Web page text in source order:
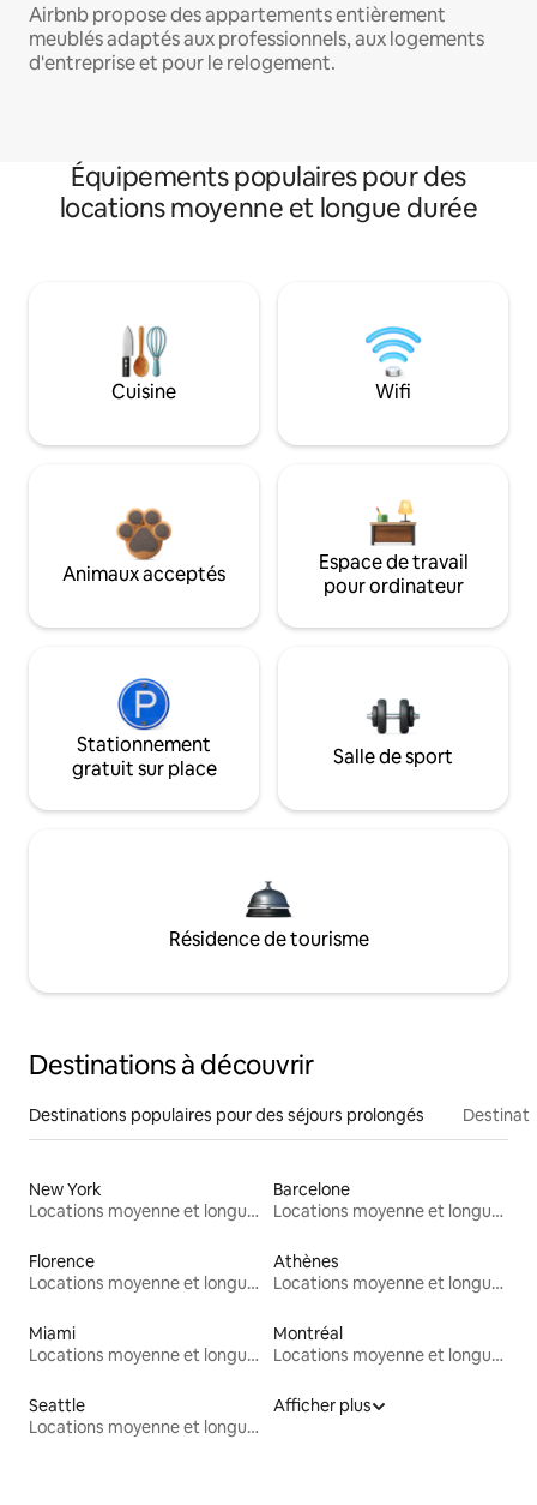
Airbnb propose des appartements entièrement
meublés adaptés aux professionnels, aux logements
d'entreprise et pour le relogement.
Équipements populaires pour des
locations moyenne et longue durée
Cuisine Wifi
Animaux acceptés
Espace de travail
pour ordinateur
Stationnement
gratuit sur place
Salle de sport
Résidence de tourisme
Destinations à découvrir
Destinations populaires pour des séjours prolongés
New York
Locations moyenne et longue durée
Barcelone
Locations moyenne et longue durée
Florence
Locations moyenne et longue durée
Athènes
Locations moyenne et longue durée
Miami
Locations moyenne et longue durée
Montréal
Locations moyenne et longue durée
Seattle
Locations moyenne et longue durée
Afficher plus